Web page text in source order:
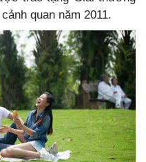
quan năm 2011.